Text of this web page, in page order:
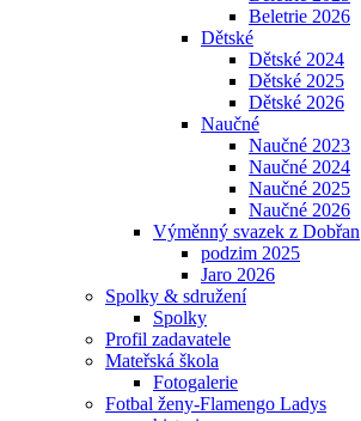
Beletrie 2026
Dětské
Dětské 2024
Dětské 2025
Dětské 2026
Naučné
Naučné 2023
Naučné 2024
Naučné 2025
Naučné 2026
Výměnný svazek z Dobřan
podzim 2025
Jaro 2026
Spolky & sdružení
Spolky
Profil zadavatele
Mateřská škola
Fotogalerie
Fotbal ženy-Flamengo Ladys